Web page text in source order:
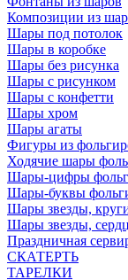
Композиции из
Шары под потолок
Шары в коробке
Шары без рисунка
Шары с рисунком
Шары с конфетти
Шары хром
Шары агаты
Фигуры из
Ходячие шары
Шары-цифры
Шары-буквы
Шары звезды,
Шары звезды,
Праздничная
СКАТЕРТЬ
ТАРЕЛКИ